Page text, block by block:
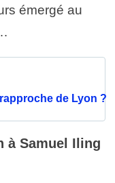
émergé au
de Lyon ?
à Samuel Iling